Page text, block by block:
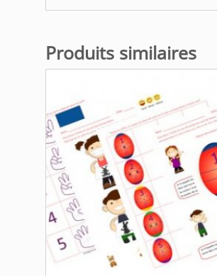
Produits similaires